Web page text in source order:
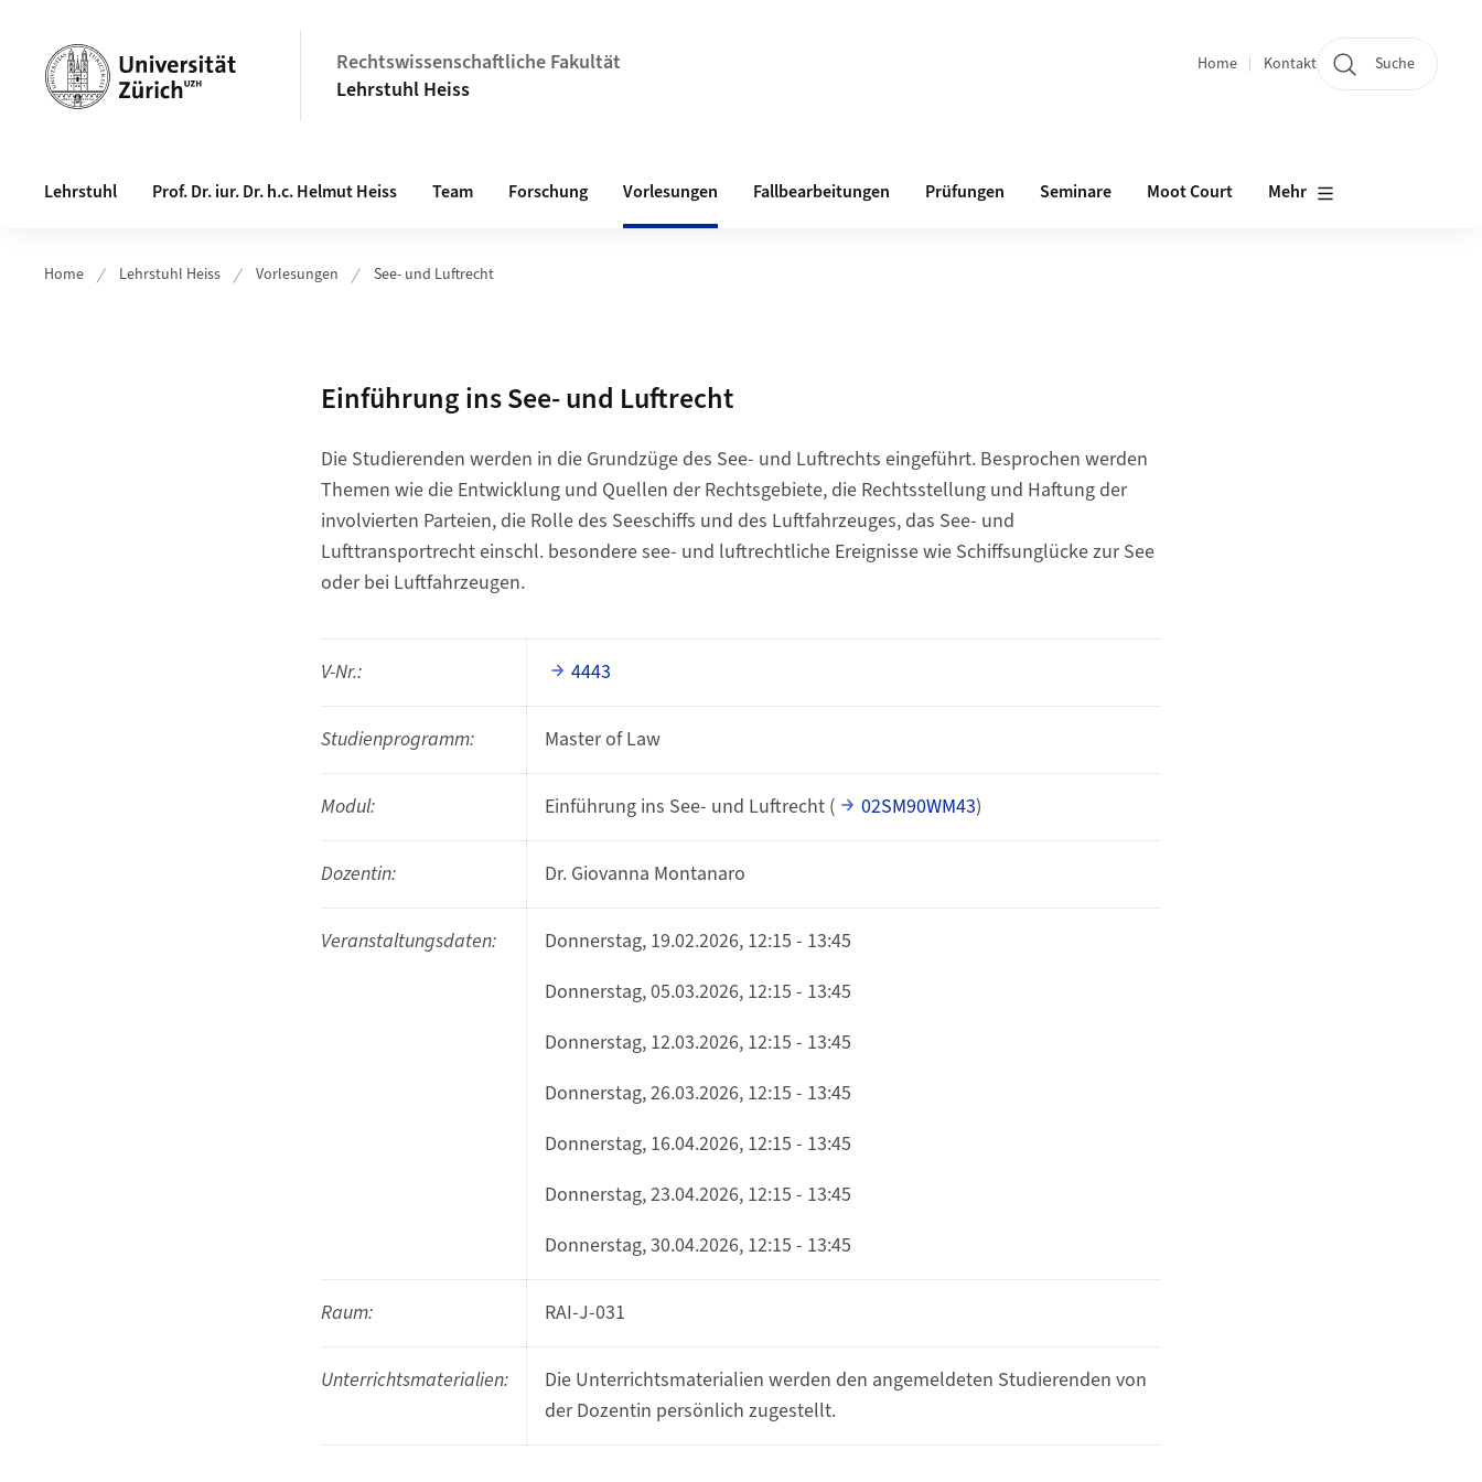
Rechtswissenschaftliche Fakultät
Lehrstuhl Heiss
Quicklinks
Home Kontakt Suche
Lehrstuhl Prof. Dr. iur. Dr. h.c. Helmut Heiss Team Forschung Vorlesungen Fallbearbeitungen Prüfungen Seminare Moot Court Mehr
Home Lehrstuhl Heiss Vorlesungen See- und Luftrecht
Einführung ins See- und Luftrecht
Die Studierenden werden in die Grundzüge des See- und Luftrechts eingeführt. Besprochen werden
Themen wie die Entwicklung und Quellen der Rechtsgebiete, die Rechtsstellung und Haftung der
involvierten Parteien, die Rolle des Seeschiffs und des Luftfahrzeuges, das See- und
Lufttransportrecht einschl. besondere see- und luftrechtliche Ereignisse wie Schiffsunglücke zur See
oder bei Luftfahrzeugen.
V-Nr.: 4443
Studienprogramm: Master of Law
Modul: Einführung ins See- und Luftrecht ( 02SM90WM43)
Dozentin: Dr. Giovanna Montanaro
Veranstaltungsdaten:
Donnerstag, 19.02.2026, 12:15 - 13:45
Donnerstag, 05.03.2026, 12:15 - 13:45
Donnerstag, 12.03.2026, 12:15 - 13:45
Donnerstag, 26.03.2026, 12:15 - 13:45
Donnerstag, 16.04.2026, 12:15 - 13:45
Donnerstag, 23.04.2026, 12:15 - 13:45
Donnerstag, 30.04.2026, 12:15 - 13:45
Raum: RAI-J-031
Unterrichtsmaterialien:
Die Unterrichtsmaterialien werden den angemeldeten Studierenden von
der Dozentin persönlich zugestellt.